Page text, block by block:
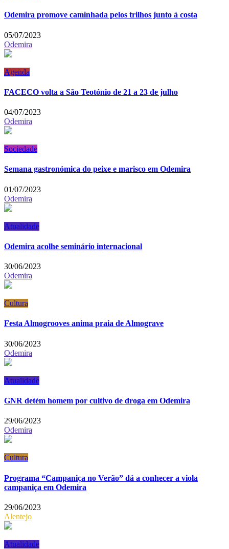
Odemira promove caminhada pelos trilhos junto à costa
05/07/2023
Odemira
Agenda
FACECO volta a São Teotónio de 21 a 23 de julho
04/07/2023
Odemira
Sociedade
Semana gastronómica do peixe e marisco em Odemira
01/07/2023
Odemira
Atualidade
Odemira acolhe seminário internacional
30/06/2023
Odemira
Cultura
Festa Almogrooves anima praia de Almograve
30/06/2023
Odemira
Atualidade
GNR detém homem por cultivo de droga em Odemira
29/06/2023
Odemira
Cultura
Programa “Campaniça no Verão” dá a conhecer a viola
campaniça em Odemira
29/06/2023
Alentejo
Atualidade